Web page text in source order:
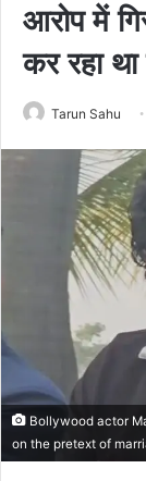
आरोप में
कर रहा
Tarun Sahu
Bollywood actor
on the pretext of